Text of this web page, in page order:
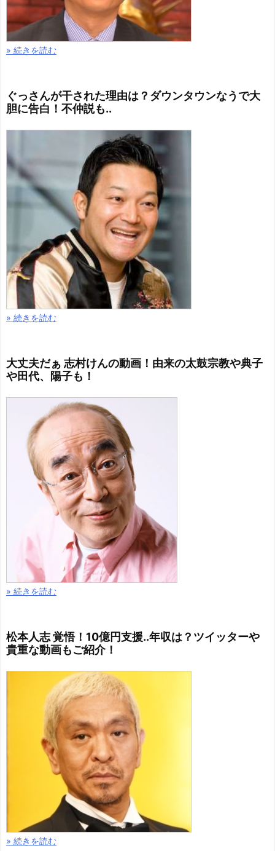
» 続きを読む
ぐっさんが干された理由は？ダウンタウンなうで大
胆に告白！不仲説も..
» 続きを読む
大丈夫だぁ 志村けんの動画！由来の太鼓宗教や典子
や田代、陽子も！
» 続きを読む
松本人志 覚悟！10億円支援..年収は？ツイッターや
貴重な動画もご紹介！
» 続きを読む